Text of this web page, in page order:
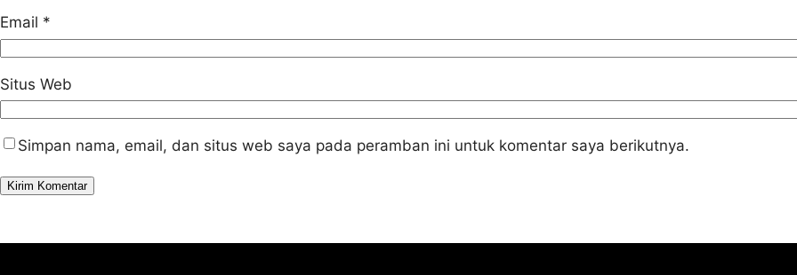
Email *
Situs Web
Simpan nama, email, dan situs web saya pada peramban ini untuk komentar saya berikutnya.